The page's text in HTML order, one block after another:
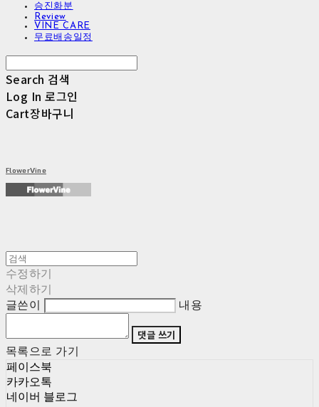
승진화분
Review
VINE CARE
무료배송일정
Search 검색
Log In 로그인
Cart장바구니
FlowerVine
수정하기
삭제하기
글쓴이
내용
댓글 쓰기
목록으로 가기
페이스북
카카오톡
네이버 블로그